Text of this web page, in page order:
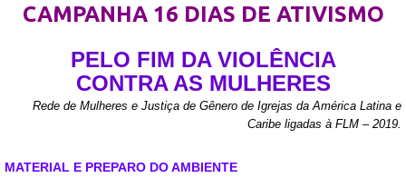
CAMPANHA 16 DIAS DE ATIVISMO
PELO FIM DA VIOLÊNCIA
CONTRA AS MULHERES
Rede de Mulheres e Justiça de Gênero de Igrejas da América Latina e
Caribe ligadas à FLM – 2019.
MATERIAL E PREPARO DO AMBIENTE